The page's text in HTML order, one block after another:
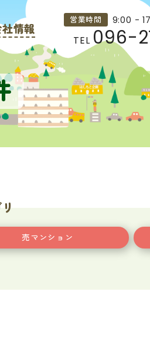
情報
営業時間 9:00 -
TEL 096-
売マンション